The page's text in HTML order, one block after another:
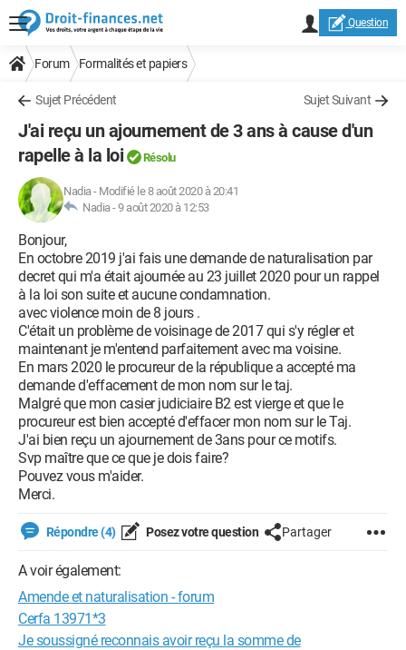
Question
Forum Formalités et papiers
Sujet Précédent Sujet Suivant
J'ai reçu un ajournement de 3 ans à cause d'un
rapelle à la loi
Résolu
Nadia- Modifié le 8 août 2020 à 20:41
Nadia -9 août 2020 à 12:53
Bonjour,
En octobre 2019 j'ai fais une demande de naturalisation par
decret qui m'a était ajournée au 23 juillet 2020 pour un rappel
à la loi son suite et aucune condamnation.
avec violence moin de 8 jours .
C'était un problème de voisinage de 2017 qui s'y régler et
maintenant je m'entend parfaitement avec ma voisine.
En mars 2020 le procureur de la république a accepté ma
demande d'effacement de mon nom sur le taj.
Malgré que mon casier judiciaire B2 est vierge et que le
procureur est bien accepté d'effacer mon nom sur le Taj.
J'ai bien reçu un ajournement de 3ans pour ce motifs.
Svp maître que ce que je dois faire?
Pouvez vous m'aider.
Merci.
Répondre (4) Posez votre question Partager
A voir également:
Amende et naturalisation - forum
Cerfa 13971*3
Je soussigné reconnais avoir reçu la somme de